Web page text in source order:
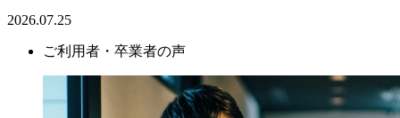
2026.07.25
ご利用者・卒業者の声